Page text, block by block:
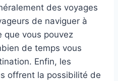
des voyages
de naviguer à
que vous pouvez
de temps vous
Enfin, les
offrent la possibilité de